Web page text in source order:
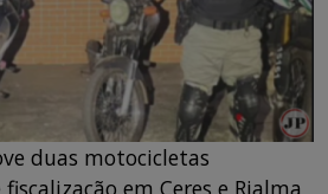
duas motocicletas
em Ceres e Rialma